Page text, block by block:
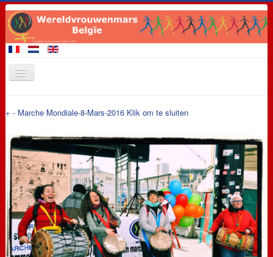
Demonstratie 28 september 2017
Evenementen
Eisen
Promotiemateriaal
Contact
Links
+ - Marche Mondiale-8-Mars-2016 Klik om te sluiten